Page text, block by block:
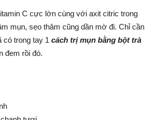
C cực lớn cùng với axit citric trong
mụn, sẹo thâm cũng dần mờ đi. Chỉ cần
có trong tay 1 cách trị mụn bằng bột trà
đem rồi đó.